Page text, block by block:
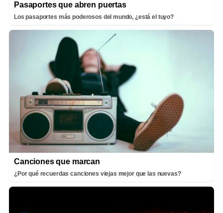
Pasaportes que abren puertas
Los pasaportes más poderosos del mundo, ¿está el tuyo?
Canciones que marcan
¿Por qué recuerdas canciones viejas mejor que las nuevas?